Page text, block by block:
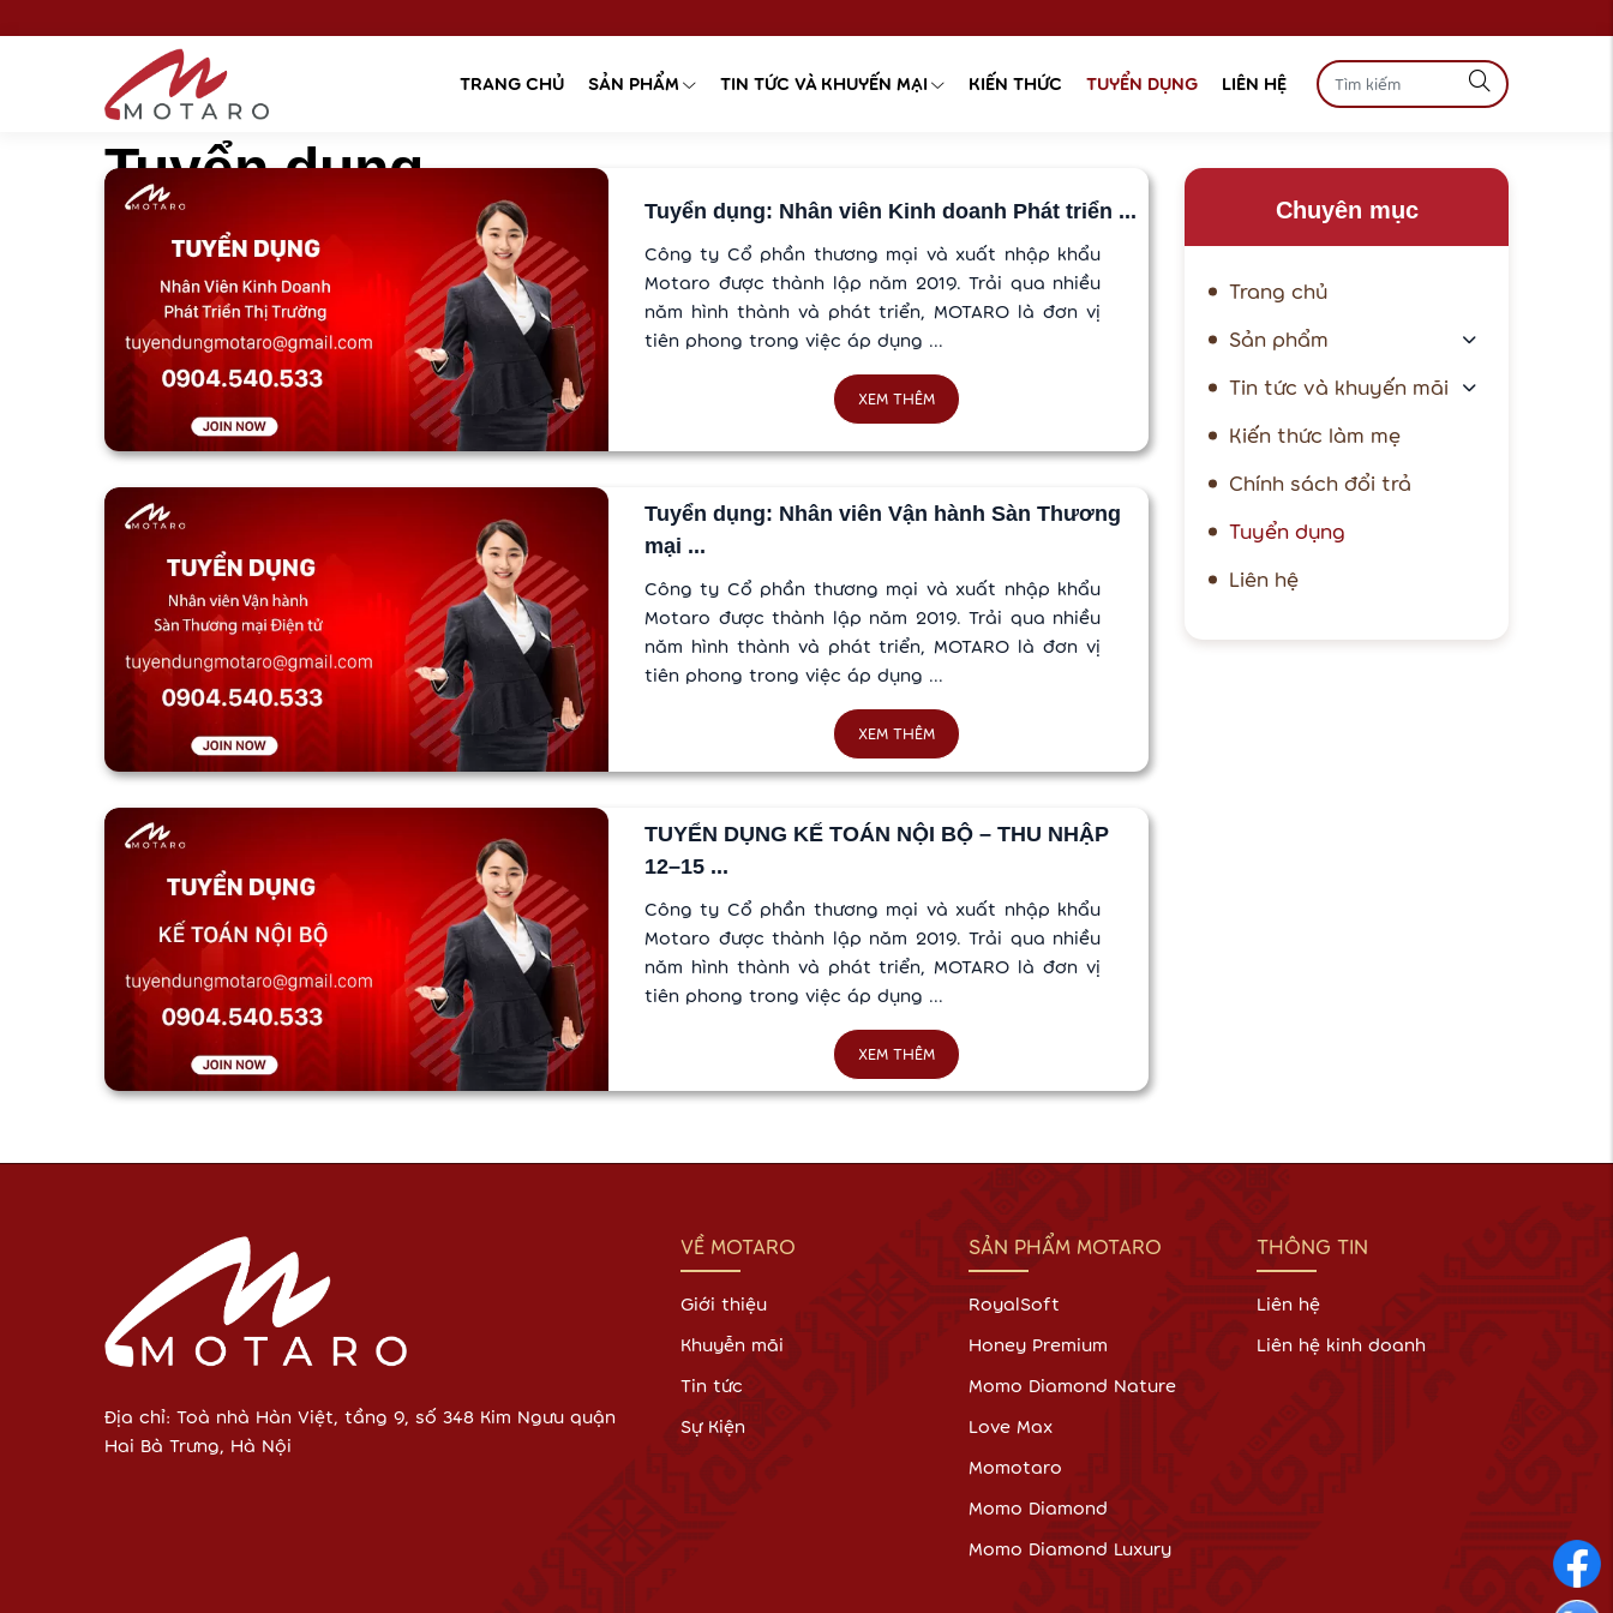
TRANG CHỦ SẢN PHẨM TIN TỨC VÀ KHUYẾN MẠI KIẾN THỨC TUYỂN DỤNG LIÊN HỆ
Tuyển dụng
Tuyển dụng: Nhân viên Kinh doanh Phát triển ...
Công ty Cổ phần thương mại và xuất nhập khẩu
Motaro được thành lập năm 2019. Trải qua nhiều
năm hình thành và phát triển, MOTARO là đơn vị
tiên phong trong việc áp dụng ...
XEM THÊM
Tuyển dụng: Nhân viên Vận hành Sàn Thương
mại ...
Công ty Cổ phần thương mại và xuất nhập khẩu
Motaro được thành lập năm 2019. Trải qua nhiều
năm hình thành và phát triển, MOTARO là đơn vị
tiên phong trong việc áp dụng ...
XEM THÊM
TUYỂN DỤNG KẾ TOÁN NỘI BỘ – THU NHẬP
12–15 ...
Công ty Cổ phần thương mại và xuất nhập khẩu
Motaro được thành lập năm 2019. Trải qua nhiều
năm hình thành và phát triển, MOTARO là đơn vị
tiên phong trong việc áp dụng ...
XEM THÊM
Chuyên mục
Trang chủ
Sản phẩm
Tin tức và khuyến mãi
Kiến thức làm mẹ
Chính sách đổi trả
Tuyển dụng
Liên hệ
Địa chỉ: Toà nhà Hàn Việt, tầng 9, số 348 Kim Ngưu quận
Hai Bà Trưng, Hà Nội
VỀ MOTARO
Giới thiệu
Khuyễn mãi
Tin tức
Sự Kiện
SẢN PHẨM MOTARO
RoyalSoft
Honey Premium
Momo Diamond Nature
Love Max
Momotaro
Momo Diamond
Momo Diamond Luxury
THÔNG TIN
Liên hệ
Liên hệ kinh doanh